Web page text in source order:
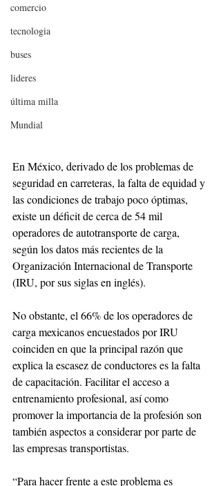
comercio
tecnologia
buses
lideres
última milla
Mundial
En México, derivado de los problemas de
seguridad en carreteras, la falta de equidad y
las condiciones de trabajo poco óptimas,
existe un déficit de cerca de 54 mil
operadores de autotransporte de carga,
según los datos más recientes de la
Organización Internacional de Transporte
(IRU, por sus siglas en inglés).
No obstante, el 66% de los operadores de
carga mexicanos encuestados por IRU
coinciden en que la principal razón que
explica la escasez de conductores es la falta
de capacitación. Facilitar el acceso a
entrenamiento profesional, así como
promover la importancia de la profesión son
también aspectos a considerar por parte de
las empresas transportistas.
“Para hacer frente a este problema es